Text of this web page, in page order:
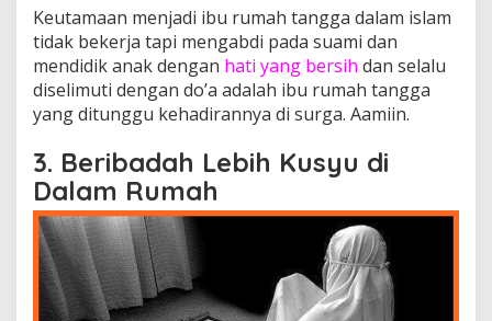
Keutamaan menjadi ibu rumah tangga dalam islam
tidak bekerja tapi mengabdi pada suami dan
mendidik anak dengan hati yang bersih dan selalu
diselimuti dengan do’a adalah ibu rumah tangga
yang ditunggu kehadirannya di surga. Aamiin.
3. Beribadah Lebih Kusyu di
Dalam Rumah